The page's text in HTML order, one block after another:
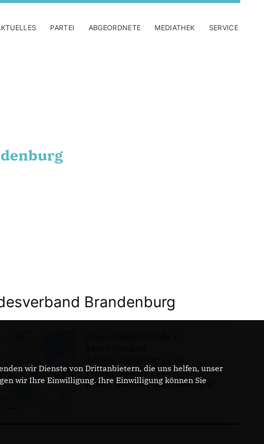
PARTEI ABGEORDNETE MEDIATHEK SERVICE
Brandenburg
Telefax: (0331) 620 14 - 14
E-Mail: info@cdu-brandenburg.de
wir Dienste von Drittanbietern, die uns helfen, unser
wir Ihre Einwilligung. Ihre Einwilligung können Sie